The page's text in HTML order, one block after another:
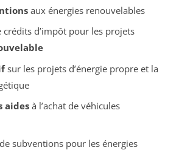
aux énergies renouvelables
crédits d’impôt pour les projets
sur les projets d’énergie propre et la
aidesà l’achat de véhicules
subventions pour les énergies